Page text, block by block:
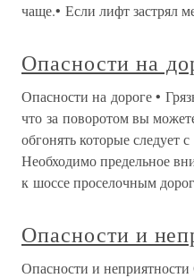
чаще.• Если лифт застрял
Опасности на
Опасности на дороге •
что за поворотом вы
обгонять которые следует
Необходимо предельное
к шоссе проселочным
Опасности и
Опасности и